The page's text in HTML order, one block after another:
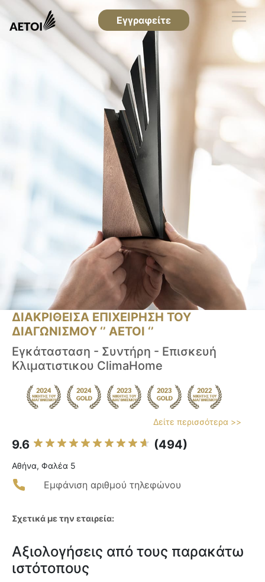
Εγγραφείτε
ΔΙΑΚΡΙΘΕΙΣΑ ΕΠΙΧΕΙΡΗΣΗ ΤΟΥ
ΔΙΑΓΩΝΙΣΜΟΥ ‘’ ΑΕΤΟΙ ‘’
Εγκάτασταση - Συντήρη - Επισκευή
Κλιματιστικου ClimaHome
Δείτε περισσότερα >>
9.6 (494)
Αθήνα, Φαλέα 5
Εμφάνιση αριθμού τηλεφώνου
Σχετικά με την εταιρεία:
Αξιολογήσεις από τους παρακάτω
ιστότοπους